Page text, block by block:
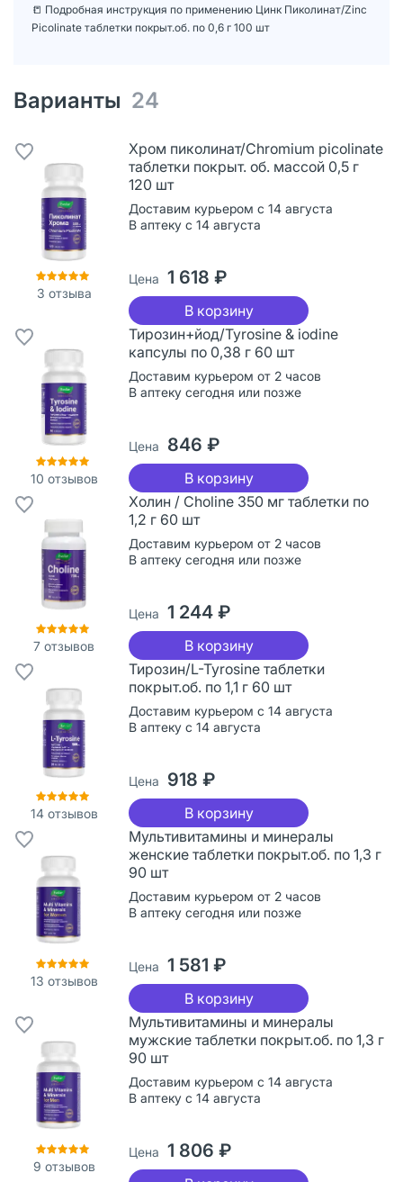
📒 Подробная инструкция по применению Цинк Пиколинат/Zinc
Picolinate таблетки покрыт.об. по 0,6 г 100 шт
Варианты 24
3 отзыва
Хром пиколинат/Chromium picolinate
таблетки покрыт. об. массой 0,5 г
120 шт
Доставим курьером с 14 августа
В аптеку с 14 августа
Цена 1 618 ₽
В корзину
10 отзывов
Тирозин+йод/Tyrosine & iodine
капсулы по 0,38 г 60 шт
Доставим курьером от 2 часов
В аптеку сегодня или позже
Цена 846 ₽
В корзину
7 отзывов
Холин / Choline 350 мг таблетки по
1,2 г 60 шт
Доставим курьером от 2 часов
В аптеку сегодня или позже
Цена 1 244 ₽
В корзину
14отзывов
Тирозин/L-Tyrosine таблетки
покрыт.об. по 1,1 г 60 шт
Доставим курьером с 14 августа
В аптеку с 14 августа
Цена 918 ₽
В корзину
13 отзывов
Мультивитамины и минералы
женские таблетки покрыт.об. по 1,3 г
90 шт
Доставим курьером от 2 часов
В аптеку сегодня или позже
Цена 1 581 ₽
В корзину
9 отзывов
Мультивитамины и минералы
мужские таблетки покрыт.об. по 1,3 г
90 шт
Доставим курьером с 14 августа
В аптеку с 14 августа
Цена 1 806 ₽